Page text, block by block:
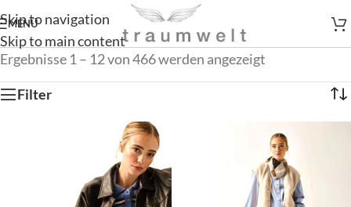
Skip to navigation
Skip to main content
MENÜ
Ergebnisse 1 – 12 von 466 werden angezeigt
Filter